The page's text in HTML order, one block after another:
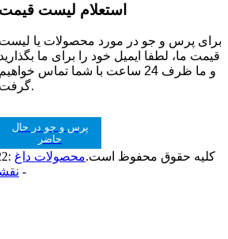
استعلام لیست قیمت
برای پرس و جو در مورد محصولات یا لیست
قیمت ما، لطفا ایمیل خود را برای ما بگذارید
و ما ظرف 24 ساعت با شما تماس خواهیم
گرفت.
پرس و جو در حال
حاضر
© Copyright - 2010-2022: کلیه حقوق محفوظ است.محصولات داغ
-